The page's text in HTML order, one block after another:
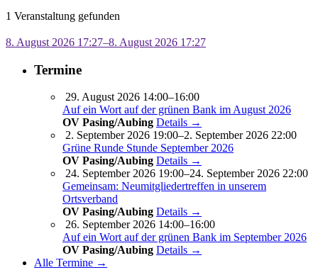
1 Veranstaltung gefunden
8. August 2026 17:27–8. August 2026 17:27
Termine
29. August 2026 14:00–16:00
Auf ein Wort auf der grünen Bank im August 2026
OV Pasing/Aubing Details →
2. September 2026 19:00–2. September 2026 22:00
Grüne Runde Stunde September 2026
OV Pasing/Aubing Details →
24. September 2026 19:00–24. September 2026 22:00
Gemeinsam: Neumitgliedertreffen in unserem
Ortsverband
OV Pasing/Aubing Details →
26. September 2026 14:00–16:00
Auf ein Wort auf der grünen Bank im September 2026
OV Pasing/Aubing Details →
Alle Termine →